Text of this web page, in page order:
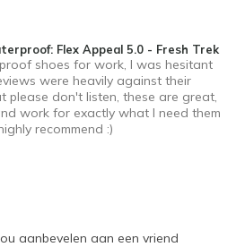
Flex Appeal 5.0 - Fresh Trek
shoes for work, I was hesitant
were heavily against their
please don't listen, these are great,
work for exactly what I need them
recommend :)
aanbevelen aan een vriend